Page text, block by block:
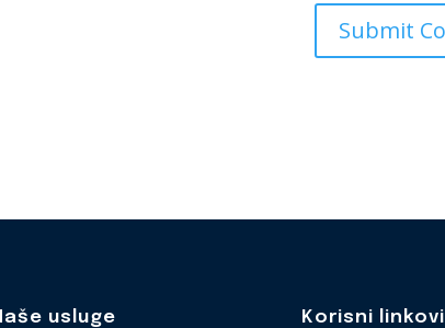
usluge Korisni linkovi